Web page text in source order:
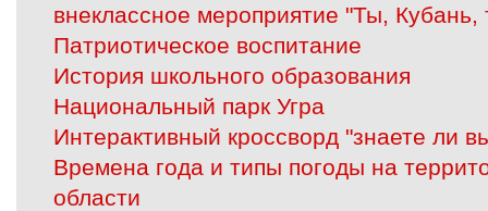
внеклассное мероприятие "Ты,
Патриотическое воспитание
История школьного образования
Национальный парк Угра
Интерактивный кроссворд "знаете ли
Времена года и типы погоды на
области